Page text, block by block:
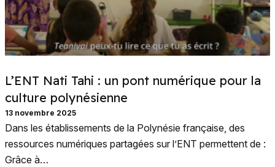
L’ENT Nati Tahi : un pont numérique pour la
culture polynésienne
13 novembre 2025
Dans les établissements de la Polynésie française, des
ressources numériques partagées sur l’ENT permettent de :
Grâce à…